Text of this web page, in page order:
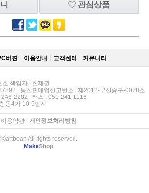
관심상품
버젼 이용안내 고객센터 커뮤니티
책임자 : 한재권
| 통신판매업신고번호 : 제2012-부산중구-0078호
2282 | 팩스 : 051-241-1116
동4가 10-5번지
이용약관| 개인정보처리방침
ⓒartbean All rights reserved.
MakeShop